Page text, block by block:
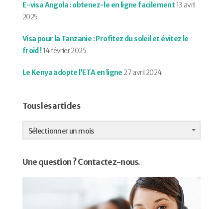
E-visa Angola : obtenez-le en ligne facilement 13 avril
2025
Visa pour la Tanzanie : Profitez du soleil et évitez le
froid !14 février 2025
Le Kenya adopte l’ETA en ligne27 avril 2024
Tous les articles
Tous
les
articles
Sélectionner un mois
Une question ? Contactez-nous.